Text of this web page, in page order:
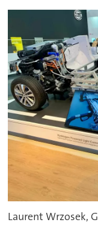
Laurent Wrzosek,